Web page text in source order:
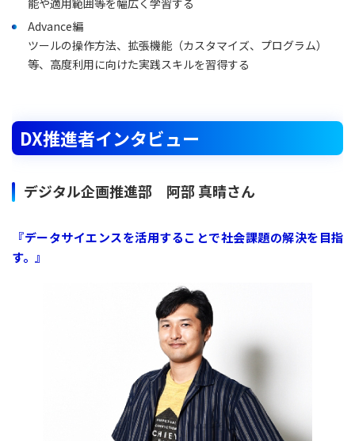
Advance編
ツールの操作方法、拡張機能（カスタマイズ、プログラム）
等、高度利用に向けた実践スキルを習得する
DX推進者インタビュー
デジタル企画推進部 阿部 真晴さん
『データサイエンスを活用することで社会課題の解決を目指
す。』